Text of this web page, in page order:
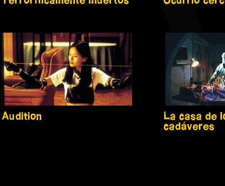
Audition La casa de
cadáveres